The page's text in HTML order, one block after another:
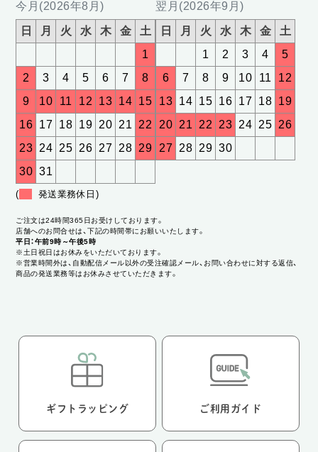
今月(2026年8月)
日 月 火 水 木 金
土
1
2
3 4 5 6 7
8
9
10 11 12 13 14 15
16 17 18 19 20 21
22
23 24 25 26 27 28 29
30 31
翌月(2026年9月)
日 月 火 水 木 金
土
1
2 3 4
5
6
7 8 9 10 11
12
13 14 15 16 17 18 19
20 21 22 23 24 25 26
27 28 29 30
( 発送業務休日)
ご注文は24時間365日お受けしております。
店舗へのお問合せは、下記の時間帯にお願いいたします。
平日：午前9時～午後5時
※土日祝日はお休みをいただいております。
※営業時間外は、自動配信メール以外の受注確認メール、お問い合わせに対する返信、
商品の発送業務等はお休みさせていただきます。
ギフトラッピング ご利用ガイド